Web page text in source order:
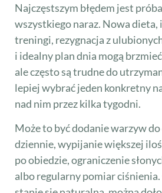
Najczęstszym błędem jest
wszystkiego naraz. Nowa
treningi, rezygnacja z
i idealny plan dnia mogą
ale często są trudne do
lepiej wybrać jeden konkretny
nad nim przez kilka tygodni.
Może to być dodanie warzyw
dziennie, wypijanie większej
po obiedzie, ograniczenie
albo regularny pomiar